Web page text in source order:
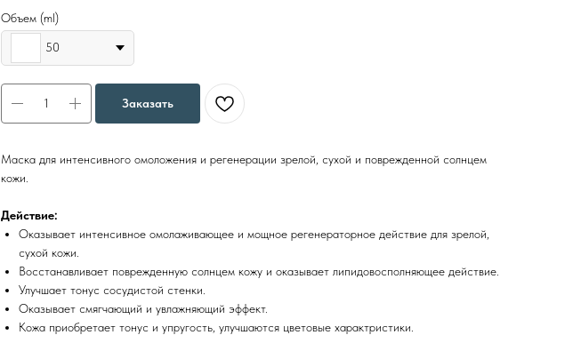
Объем (ml)
50
Заказать
Маска для интенсивного омоложения и регенерации зрелой, сухой и поврежденной солнцем
кожи.
Действие:
Оказывает интенсивное омолаживающее и мощное регенераторное действие для зрелой,
сухой кожи.
Восстанавливает поврежденную солнцем кожу и оказывает липидовосполняющее действие.
Улучшает тонус сосудистой стенки.
Оказывает смягчающий и увлажняющий эффект.
Кожа приобретает тонус и упругость, улучшаются цветовые характристики.